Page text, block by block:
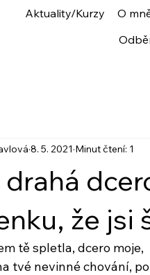
Aktuality/Kurzy O
že jsi
8. 5. 2021 Minut čtení: 1
tě spletla, dcero moje,
tvé nevinné chování,